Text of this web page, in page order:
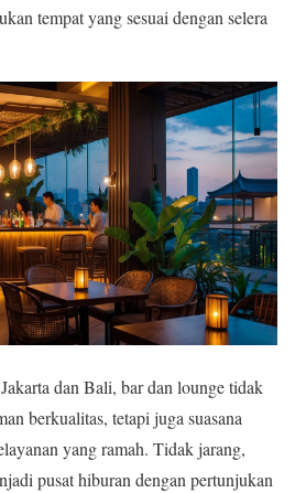
tempat yang sesuai dengan selera
dan Bali, bar dan lounge tidak
berkualitas, tetapi juga suasana
yang ramah. Tidak jarang,
pusat hiburan dengan pertunjukan